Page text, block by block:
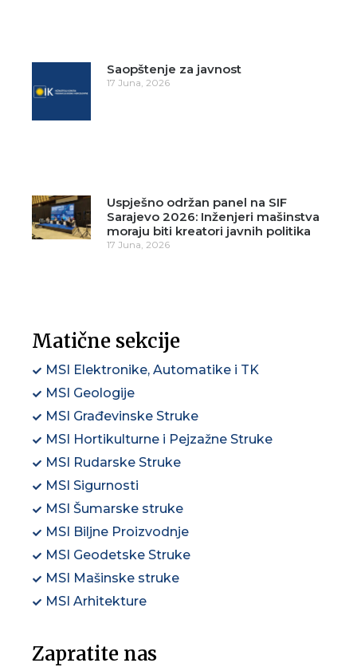
Saopštenje za javnost
17 Juna, 2026
Uspješno održan panel na SIF
Sarajevo 2026: Inženjeri mašinstva
moraju biti kreatori javnih politika
17 Juna, 2026
Matične sekcije
MSI Elektronike, Automatike i TK
MSI Geologije
MSI Građevinske Struke
MSI Hortikulturne i Pejzažne Struke
MSI Rudarske Struke
MSI Sigurnosti
MSI Šumarske struke
MSI Biljne Proizvodnje
MSI Geodetske Struke
MSI Mašinske struke
MSI Arhitekture
Zapratite nas